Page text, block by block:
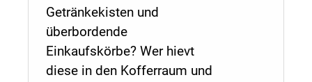
Getränkekisten und
überbordende
Einkaufskörbe? Wer hievt
diese in den Kofferraum und